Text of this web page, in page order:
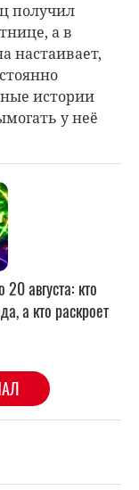
получил
а в
настаивает,
истории
у неё